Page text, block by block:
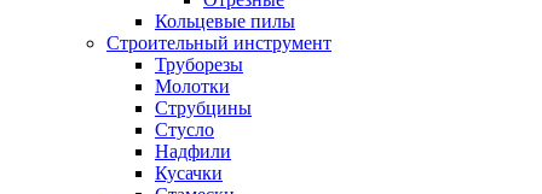
Кольцевые пилы
Строительный инструмент
Труборезы
Молотки
Струбцины
Стусло
Надфили
Кусачки